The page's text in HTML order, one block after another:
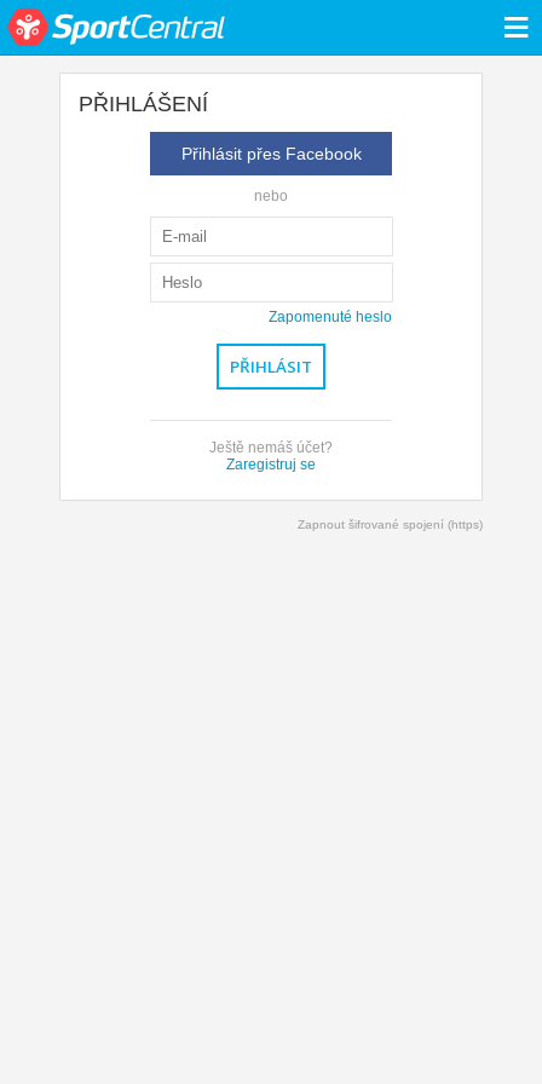
≡
PŘIHLÁŠENÍ
Přihlásit přes Facebook
nebo
Zapomenuté heslo
Ještě nemáš účet?
Zaregistruj se
Zapnout šifrované spojení (https)